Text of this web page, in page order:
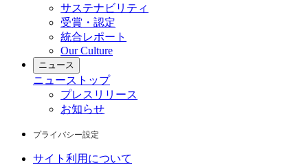
サステナビリティ
受賞・認定
統合レポート
Our Culture
ニュース
ニュース トップ
プレスリリース
お知らせ
プライバシー設定
サイト利用について